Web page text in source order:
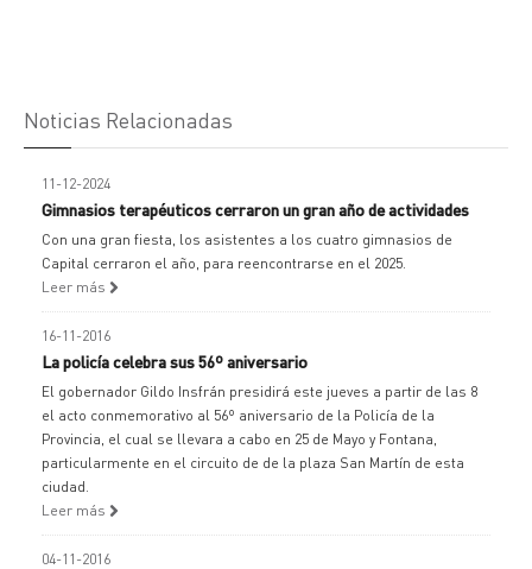
Noticias Relacionadas
11-12-2024
Gimnasios terapéuticos cerraron un gran año de actividades
Con una gran fiesta, los asistentes a los cuatro gimnasios de
Capital cerraron el año, para reencontrarse en el 2025.
Leer más
16-11-2016
La policía celebra sus 56º aniversario
El gobernador Gildo Insfrán presidirá este jueves a partir de las 8
el acto conmemorativo al 56º aniversario de la Policía de la
Provincia, el cual se llevara a cabo en 25 de Mayo y Fontana,
particularmente en el circuito de de la plaza San Martín de esta
ciudad.
Leer más
04-11-2016